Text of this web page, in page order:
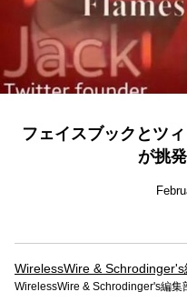
フェイスブックとツ
が挑
WirelessWire & Schrodinger's
WirelessWire & Schrodinger's編集